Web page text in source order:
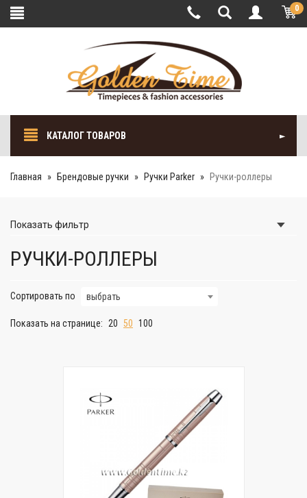
0
КАТАЛОГ ТОВАРОВ
Главная Брендовые ручки Ручки Parker Ручки-роллеры
Показать фильтр
РУЧКИ-РОЛЛЕРЫ
Сортировать по выбрать
Показать на странице: 20 50 100